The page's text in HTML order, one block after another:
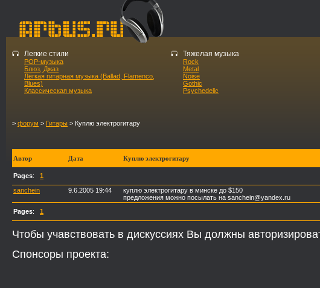
Легкие стили
POP-музыка
Блюз, Джаз
Лёгкая гитарная музыка (Ballad, Flamenco,
Blues)
Классическая музыка
Тяжелая музыка
Rock
Metal
Noise
Gothic
Psychedelic
> форум > Гитары > Куплю электрогитару
Автор Дата Куплю электрогитару
Pages: 1
sanchein
9.6.2005 19:44
куплю электрогитару в минске до $150
предложения можно посылать на sanchein@yandex.ru
Pages: 1
Чтобы учавствовать в дискуссиях Вы должны
Спонсоры проекта: